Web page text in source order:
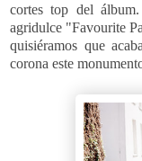
cortes top del
agridulce "Favourite
quisiéramos que
corona este